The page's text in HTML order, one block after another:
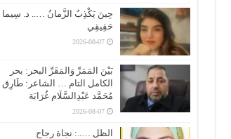
حِينَ يَكْذِبُ الزَّمانُ ….. د. سِيما
حَقِيقِي
2026-08-07
بَيْنَ المَمَرِّ وَالمَقَرِّ البحر: بحر
الكامل التام … الشاعر: طَارِق
مُحَمَّد عَبْدِالسَّلَام غُرَابَة
2026-08-07
الظل …..: نجاة رجاح